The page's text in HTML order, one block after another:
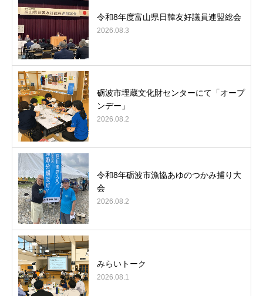
令和8年度富山県日韓友好議員連盟総会
2026.08.3
砺波市埋蔵文化財センターにて「オープ
ンデー」
2026.08.2
令和8年砺波市漁協あゆのつかみ捕り大
会
2026.08.2
みらいトーク
2026.08.1